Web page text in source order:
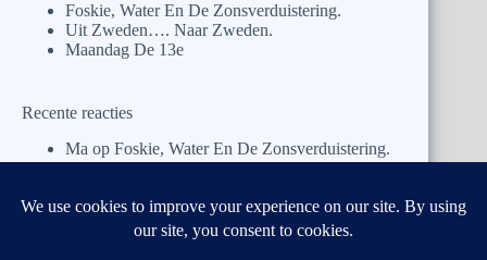
Foskie, Water En De Zonsverduistering.
Uit Zweden…. Naar Zweden.
Maandag De 13e
Recente reacties
Ma op Foskie, Water En De Zonsverduistering.
PaopFoskie, Water En De Zonsverduistering.
Ben y Antoinetteop Uit Zweden…. Naar